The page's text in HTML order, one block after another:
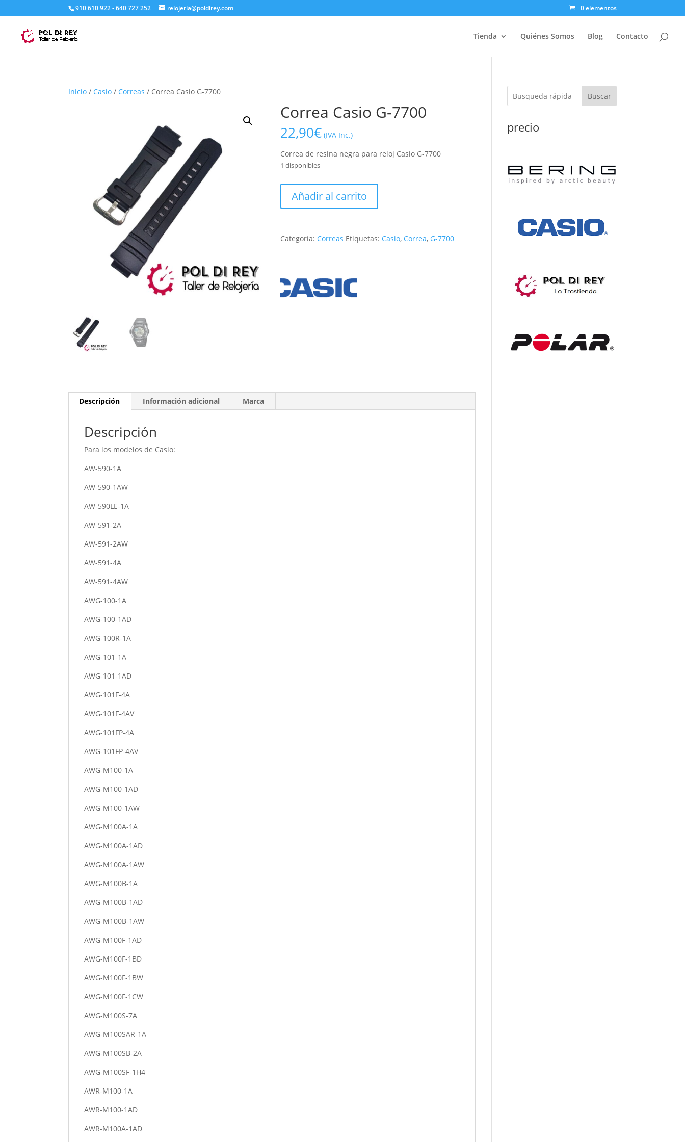
910 610 922 - 640 727 252 relojeria@poldirey.com 0 elementos
Tienda Quiénes Somos Blog Contacto
Inicio / Casio / Correas / Correa Casio G-7700
Correa Casio G-7700
22,90€ (IVA Inc.)
Correa de resina negra para reloj Casio G-7700
1 disponibles
Casio
G-
cantidad
Añadir al carrito
Categoría: Correas Etiquetas: Casio, Correa, G-7700
Descripción Información adicional Marca
Descripción
Para los modelos de Casio:
AW-590-1A
AW-590-1AW
AW-590LE-1A
AW-591-2A
AW-591-2AW
AW-591-4A
AW-591-4AW
AWG-100-1A
AWG-100-1AD
AWG-100R-1A
AWG-101-1A
AWG-101-1AD
AWG-101F-4A
AWG-101F-4AV
AWG-101FP-4A
AWG-101FP-4AV
AWG-M100-1A
AWG-M100-1AD
AWG-M100-1AW
AWG-M100A-1A
AWG-M100A-1AD
AWG-M100A-1AW
AWG-M100B-1A
AWG-M100B-1AD
AWG-M100B-1AW
AWG-M100F-1AD
AWG-M100F-1BD
AWG-M100F-1BW
AWG-M100F-1CW
AWG-M100S-7A
AWG-M100SAR-1A
AWG-M100SB-2A
AWG-M100SF-1H4
AWR-M100-1A
AWR-M100-1AD
AWR-M100A-1AD
Buscar
precio